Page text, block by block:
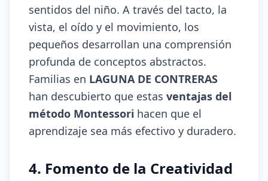
sentidos del niño. A través del tacto, la
vista, el oído y el movimiento, los
pequeños desarrollan una comprensión
profunda de conceptos abstractos.
Familias en LAGUNA DE CONTRERAS
han descubierto que estas ventajas del
método Montessori hacen que el
aprendizaje sea más efectivo y duradero.
4. Fomento de la Creatividad